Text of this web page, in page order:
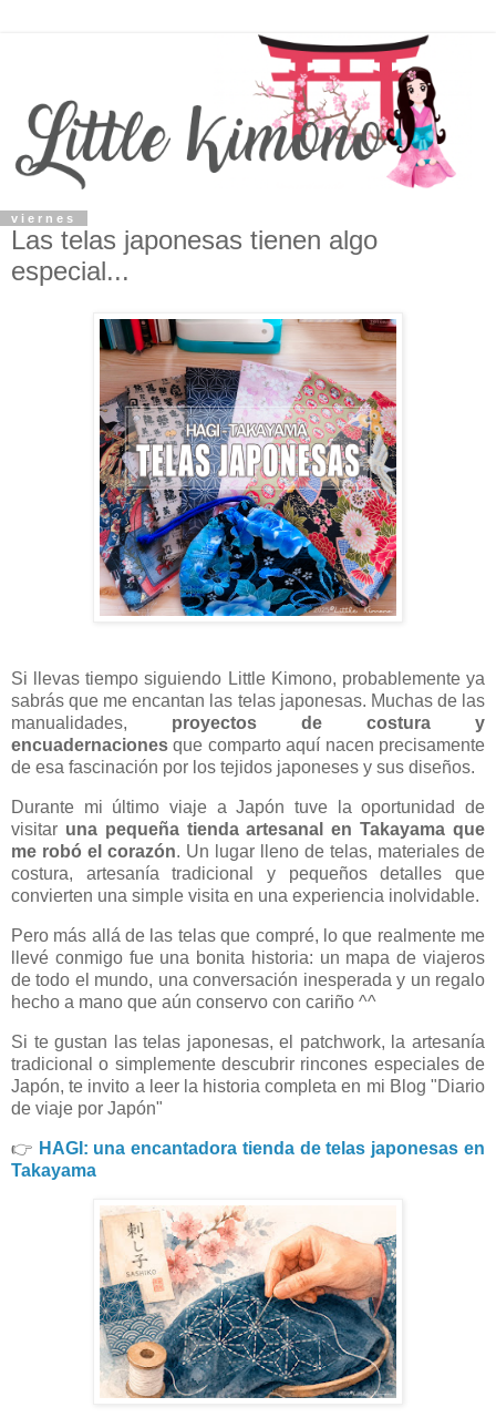
viernes
Las telas japonesas tienen algo
especial...
Si llevas tiempo siguiendo Little Kimono, probablemente ya
sabrás que me encantan las telas japonesas. Muchas de las
manualidades, proyectos de costura y
encuadernaciones que comparto aquí nacen precisamente
de esa fascinación por los tejidos japoneses y sus diseños.
Durante mi último viaje a Japón tuve la oportunidad de
visitar una pequeña tienda artesanal en Takayama que
me robó el corazón. Un lugar lleno de telas, materiales de
costura, artesanía tradicional y pequeños detalles que
convierten una simple visita en una experiencia inolvidable.
Pero más allá de las telas que compré, lo que realmente me
llevé conmigo fue una bonita historia: un mapa de viajeros
de todo el mundo, una conversación inesperada y un regalo
hecho a mano que aún conservo con cariño ^^
Si te gustan las telas japonesas, el patchwork, la artesanía
tradicional o simplemente descubrir rincones especiales de
Japón, te invito a leer la historia completa en mi Blog "Diario
de viaje por Japón"
👉 HAGI: una encantadora tienda de telas japonesas en
Takayama